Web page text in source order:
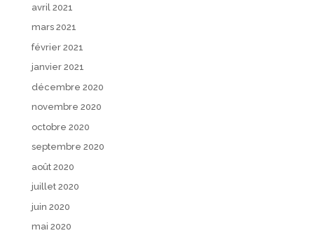
avril 2021
mars 2021
février 2021
janvier 2021
décembre 2020
novembre 2020
octobre 2020
septembre 2020
août 2020
juillet 2020
juin 2020
mai 2020